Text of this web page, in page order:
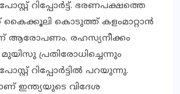
റിപ്പോര്‍ട്ട്. ഭരണപക്ഷത്തെ
കൈക്കൂലി കൊടുത്ത് കളംമാറ്റാന്‍
ആരോപണം. രഹസ്യനീക്കം
മുയിസു പ്രതിരോധിച്ചെന്നും
റിപ്പോര്‍ട്ടില്‍ പറയുന്നു.
ഇന്ത്യയുടെ വിദേശ